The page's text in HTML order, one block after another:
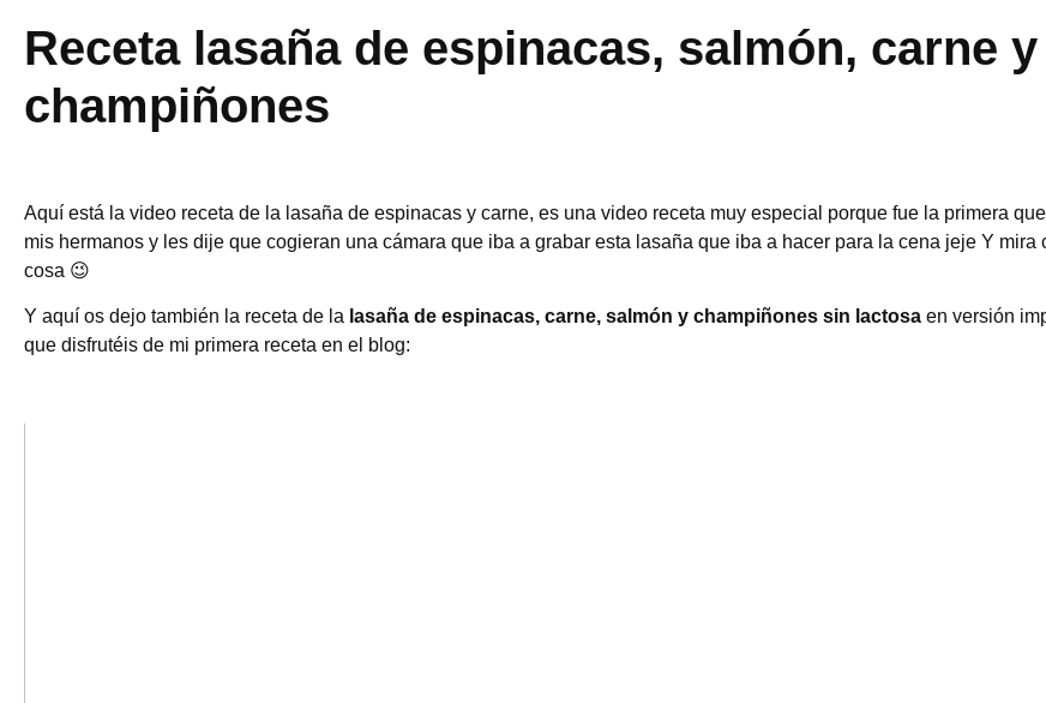
Receta lasaña de espinacas, salmón, carne y
champiñones
Aquí está la video receta de la lasaña de espinacas y carne, es una video receta muy especial porque fue la primera
mis hermanos y les dije que cogieran una cámara que iba a grabar esta lasaña que iba a hacer para la cena jeje Y mira
cosa 😉
Y aquí os dejo también la receta de la asaña de espinacas, carne, salmón y champiñones sin lactosa en versión
que disfrutéis de mi primera receta en el blog: